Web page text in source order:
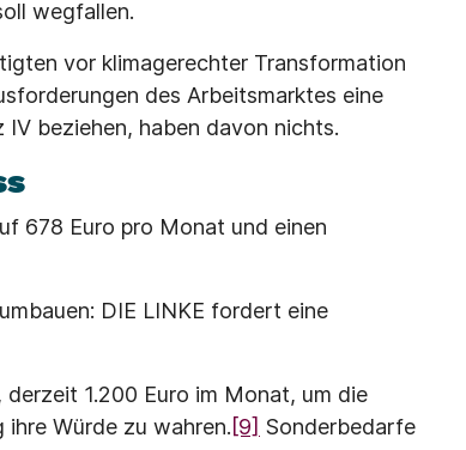
wegfallen.
vor klimagerechter Transformation
des Arbeitsmarktes eine
beziehen, haben davon nichts.
678 Euro pro Monat und einen
DIE LINKE fordert eine
1.200 Euro im Monat, um die
Würde zu wahren.[9] Sonderbedarfe